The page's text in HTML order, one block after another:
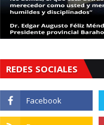
REDES SOCIALES